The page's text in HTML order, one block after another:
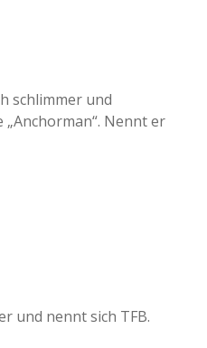
schlimmer und
Nennt er
und nennt sich TFB.